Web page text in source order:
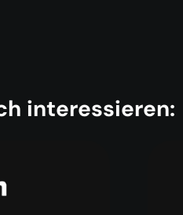
interessieren: